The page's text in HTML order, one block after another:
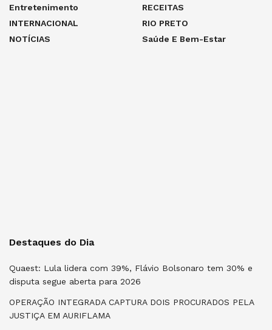
Entretenimento
INTERNACIONAL
NOTÍCIAS
RECEITAS
RIO PRETO
Saúde E Bem-Estar
Destaques do Dia
Quaest: Lula lidera com 39%, Flávio Bolsonaro tem 30% e
disputa segue aberta para 2026
OPERAÇÃO INTEGRADA CAPTURA DOIS PROCURADOS PELA
JUSTIÇA EM AURIFLAMA